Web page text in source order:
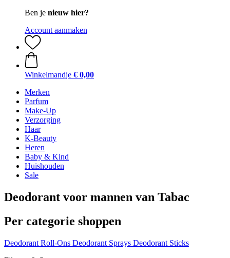
Ben je nieuw hier?
Account aanmaken
Winkelmandje € 0,00
Merken
Parfum
Make-Up
Verzorging
Haar
K-Beauty
Heren
Baby & Kind
Huishouden
Sale
Deodorant voor mannen van Tabac
Per categorie shoppen
Deodorant Roll-Ons Deodorant Sprays Deodorant Sticks